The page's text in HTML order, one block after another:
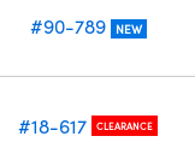
#90-789 NEW
#18-617 CLEARANCE